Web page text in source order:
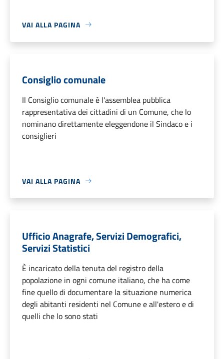
VAI ALLA PAGINA
Consiglio comunale
Il Consiglio comunale è l'assemblea pubblica
rappresentativa dei cittadini di un Comune, che lo
nominano direttamente eleggendone il Sindaco e i
consiglieri
VAI ALLA PAGINA
Ufficio Anagrafe, Servizi Demografici,
Servizi Statistici
È incaricato della tenuta del registro della
popolazione in ogni comune italiano, che ha come
fine quello di documentare la situazione numerica
degli abitanti residenti nel Comune e all'estero e di
quelli che lo sono stati